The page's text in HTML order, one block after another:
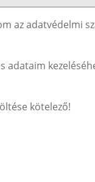
az adatvédelmi
adataim
kötelező!